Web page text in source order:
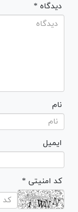
* دیدگاه
نام
ایمیل
* کد امنیتی